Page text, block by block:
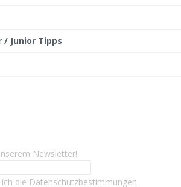
Junior Tipps
Newsletter!
die Datenschutzbestimmungen